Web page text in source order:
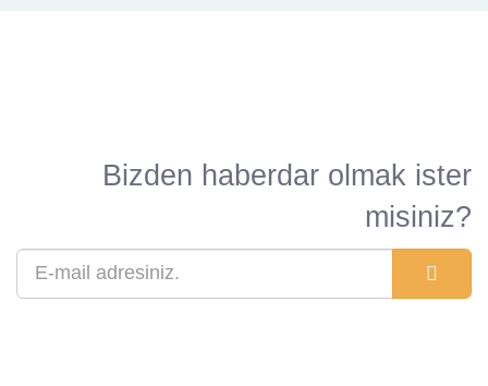
Bizden haberdar olmak ister
misiniz?